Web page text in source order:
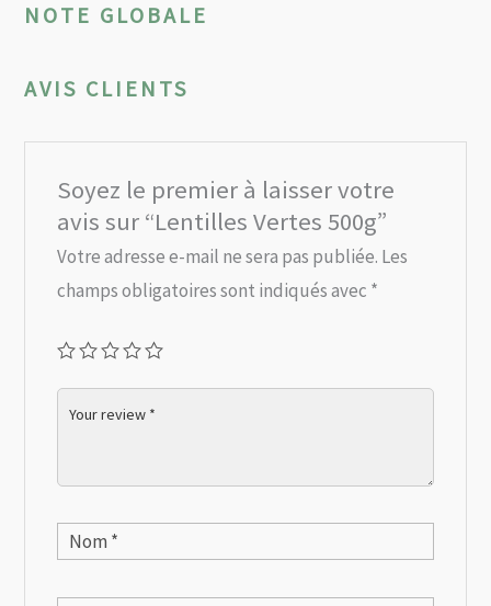
NOTE GLOBALE
AVIS CLIENTS
Soyez le premier à laisser votre
avis sur “Lentilles Vertes 500g”
Votre adresse e-mail ne sera pas publiée. Les
champs obligatoires sont indiqués avec *